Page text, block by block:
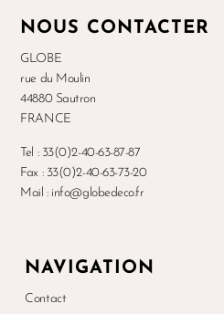
NOUS CONTACTER
GLOBE
rue du Moulin
44880 Sautron
FRANCE
Tel : 33(0)2-40-63-87-87
Fax : 33(0)2-40-63-73-20
Mail : info@globedeco.fr
NAVIGATION
Contact